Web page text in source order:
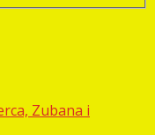
Zubana i